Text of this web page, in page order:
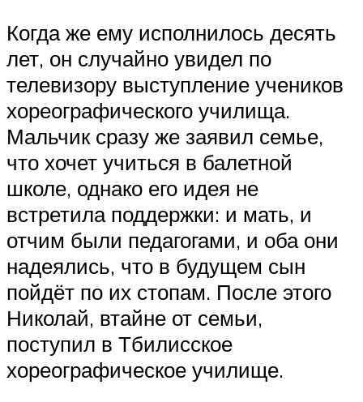
Когда же ему исполнилось десять
лет, он случайно увидел по
телевизору выступление учеников
хореографического училища.
Мальчик сразу же заявил семье,
что хочет учиться в балетной
школе, однако его идея не
встретила поддержки: и мать, и
отчим были педагогами, и оба они
надеялись, что в будущем сын
пойдёт по их стопам. После этого
Николай, втайне от семьи,
поступил в Тбилисское
хореографическое училище.